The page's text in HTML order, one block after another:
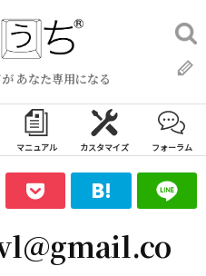
あなた専用になる
検
索:
マニュアル カスタマイズ フォーラム